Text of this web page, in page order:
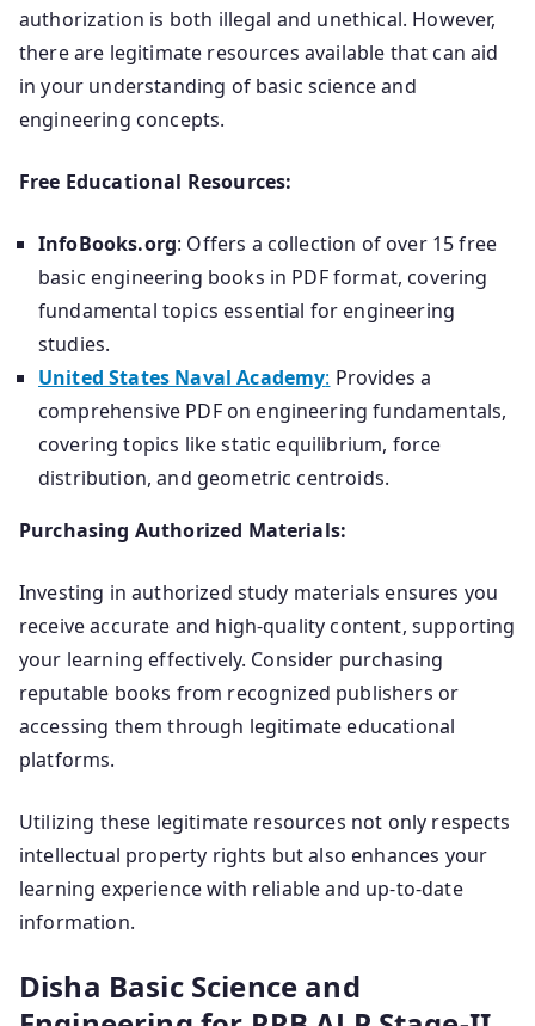
authorization is both illegal and unethical. However,
there are legitimate resources available that can aid
in your understanding of basic science and
engineering concepts.
Free Educational Resources:
InfoBooks.org: Offers a collection of over 15 free
basic engineering books in PDF format, covering
fundamental topics essential for engineering
studies.
United States Naval Academy: Provides a
comprehensive PDF on engineering fundamentals,
covering topics like static equilibrium, force
distribution, and geometric centroids.
Purchasing Authorized Materials:
Investing in authorized study materials ensures you
receive accurate and high-quality content, supporting
your learning effectively. Consider purchasing
reputable books from recognized publishers or
accessing them through legitimate educational
platforms.
Utilizing these legitimate resources not only respects
intellectual property rights but also enhances your
learning experience with reliable and up-to-date
information.
Disha Basic Science and